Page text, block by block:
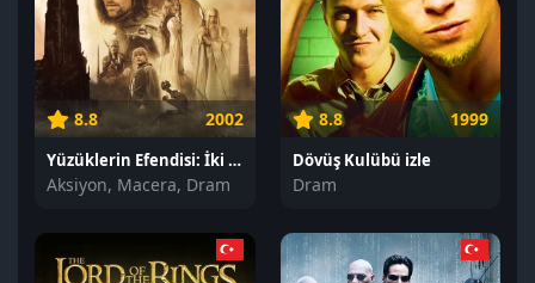
8.8 2002
Yüzüklerin Efendisi: İki Kule izle
Aksiyon, Macera, Dram
8.8 1999
Dövüş Kulübü izle
Dram